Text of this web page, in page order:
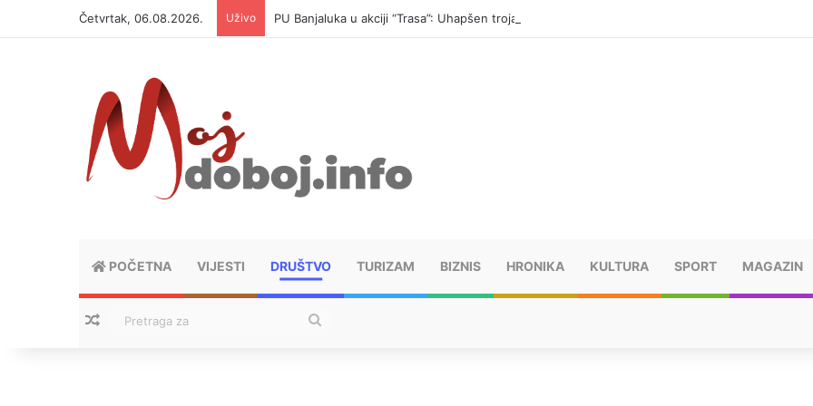
Četvrtak, 06.08.2026. Uživo PU Banjaluka u akciji “Trasa”: Uhapšen trojac, pronađeno 14 automatskih pušaka (FOTO)
POČETNA VIJESTI DRUŠTVO TURIZAM BIZNIS HRONIKA KULTURA SPORT MAGAZIN
Nasumični tekstovi